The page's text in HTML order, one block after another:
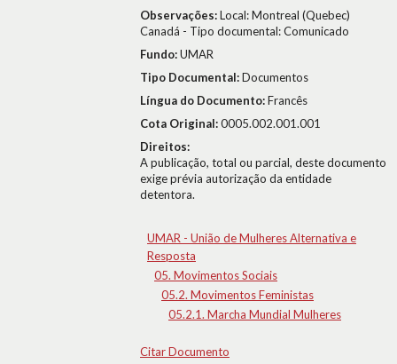
Observações:Local: Montreal (Quebec)
Canadá - Tipo documental: Comunicado
Fundo:UMAR
Tipo Documental:Documentos
Língua do Documento:Francês
Cota Original:0005.002.001.001
Direitos:
A publicação, total ou parcial, deste documento
exige prévia autorização da entidade
detentora.
UMAR - União de Mulheres Alternativa e
Resposta
05. Movimentos Sociais
05.2. Movimentos Feministas
05.2.1. Marcha Mundial Mulheres
Citar Documento